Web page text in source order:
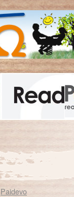
Paidevo